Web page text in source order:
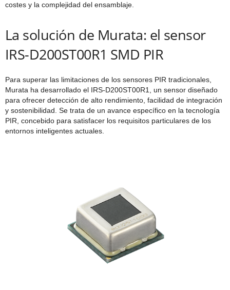
costes y la complejidad del ensamblaje.
La solución de Murata: el sensor
IRS-D200ST00R1 SMD PIR
Para superar las limitaciones de los sensores PIR tradicionales,
Murata ha desarrollado el IRS-D200ST00R1, un sensor diseñado
para ofrecer detección de alto rendimiento, facilidad de integración
y sostenibilidad. Se trata de un avance específico en la tecnología
PIR, concebido para satisfacer los requisitos particulares de los
entornos inteligentes actuales.